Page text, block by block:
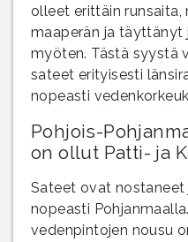
olleet erittäin
maaperän ja täyttänyt
myöten. Tästä syystä
sateet erityisesti
nopeasti
Pohjois-
on ollut Patti- ja
Sateet ovat nostaneet
nopeasti
vedenpintojen nousu